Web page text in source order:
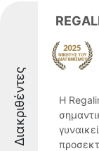
Διακριθέντες
Η